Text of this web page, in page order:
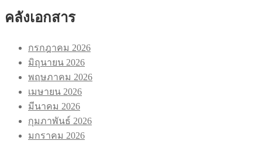
คลังเอกสาร
กรกฎาคม 2026
มิถุนายน 2026
พฤษภาคม 2026
เมษายน 2026
มีนาคม 2026
กุมภาพันธ์ 2026
มกราคม 2026